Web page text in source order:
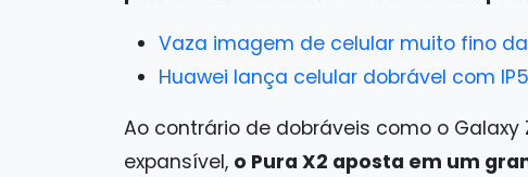
Vaza imagem de celular muito fino
Huawei lança celular dobrável com
Ao contrário de dobráveis como o
expansível, o Pura X2 aposta em um